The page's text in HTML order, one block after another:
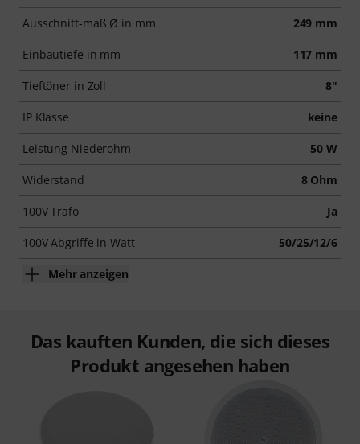
Ausschnitt-maß Ø in mm 249 mm
Einbautiefe in mm 117 mm
Tieftöner in Zoll 8"
IP Klasse keine
Leistung Niederohm 50 W
Widerstand 8 Ohm
100V Trafo Ja
100V Abgriffe in Watt 50/25/12/6
Mehr anzeigen
Das kauften Kunden, die sich dieses
Produkt angesehen haben